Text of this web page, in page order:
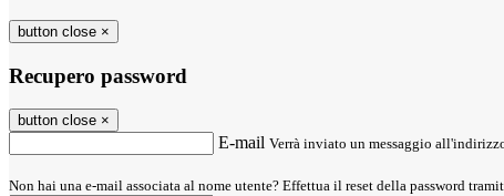
button close ×
Recupero password
button close ×
E-mail Verrà inviato un messaggio
Non hai una e-mail associata al nome utente? Effettua il reset della password